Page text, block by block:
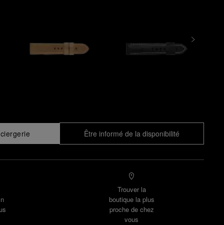
Être informé de la disponibilité
Trouver la
boutique la plus
proche de chez
vous